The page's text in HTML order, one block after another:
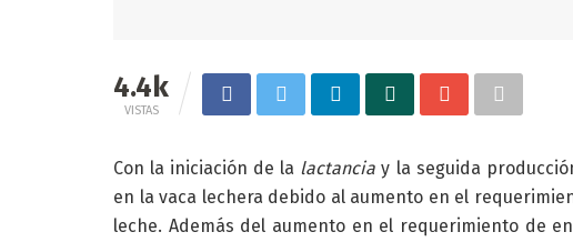
4.4k
VISTAS
Con la iniciación de la lactancia y la seguida
en la vaca lechera debido al aumento en el
leche. Además del aumento en el requerimiento de